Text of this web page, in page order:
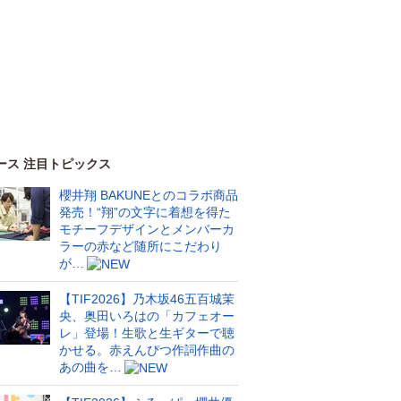
ス 注目トピックス
櫻井翔 BAKUNEとのコラボ商品
発売！“翔”の文字に着想を得た
モチーフデザインとメンバーカ
ラーの赤など随所にこだわり
が…
【TIF2026】乃木坂46五百城茉
央、奥田いろはの「カフェオー
レ」登場！生歌と生ギターで聴
かせる。赤えんぴつ作詞作曲の
あの曲を…